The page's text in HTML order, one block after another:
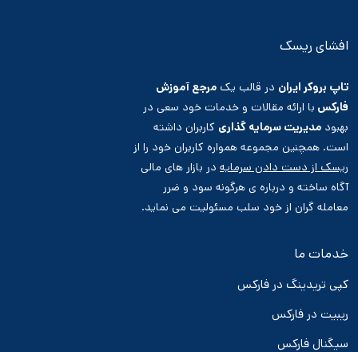
افشای ریسک
تاپ بروکر ایران در قالب یک مرجع آموزش
فارکس با ارائه مقالات و خدمات خود سعی در
بهبود مدیریت سرمایه گذاری کاربران داشته
است. همچنین مجموعه همواره کاربران خود را از
ریسک از دست دادن سرمایه در بازار های مالی
آگاه ساخته و درباره ی هرگونه سود و ضرر
معامله گران از خود سلب مسئولیت می نماید.
خدمات ما
کپی تریدینگ در فارکس
ریبیت در فارکس
سیگنال فارکس